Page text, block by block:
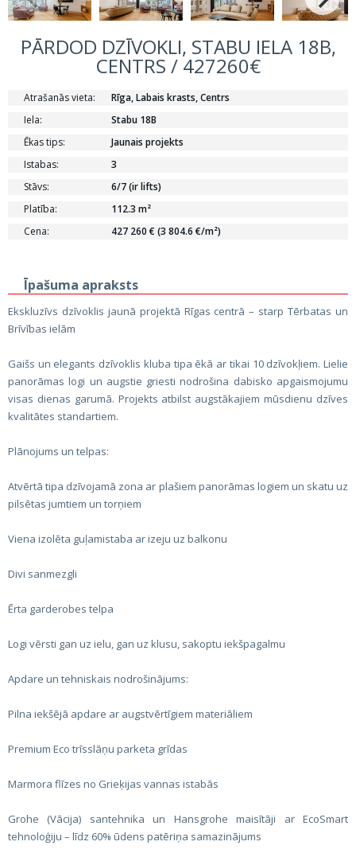
PĀRDOD DZĪVOKLI, STABU IELA 18B,
CENTRS / 427260€
Atrašanās vieta:
Rīga, Labais krasts, Centrs
Iela:
Stabu 18B
Ēkas tips:
Jaunais projekts
Istabas:
3
Stāvs:
6/7 (ir lifts)
Platība:
112.3 m²
Cena:
427 260 € (3 804.6 €/m²)
Īpašuma apraksts
Ekskluzīvs dzīvoklis jaunā projektā Rīgas centrā – starp Tērbatas un
Brīvības ielām
Gaišs un elegants dzīvoklis kluba tipa ēkā ar tikai 10 dzīvokļiem. Lielie
panorāmas logi un augstie griesti nodrošina dabisko apgaismojumu
visas dienas garumā. Projekts atbilst augstākajiem mūsdienu dzīves
kvalitātes standartiem.
Plānojums un telpas:
Atvērtā tipa dzīvojamā zona ar plašiem panorāmas logiem un skatu uz
pilsētas jumtiem un torņiem
Viena izolēta guļamistaba ar izeju uz balkonu
Divi sanmezgli
Ērta garderobes telpa
Logi vērsti gan uz ielu, gan uz klusu, sakoptu iekšpagalmu
Apdare un tehniskais nodrošinājums:
Pilna iekšējā apdare ar augstvērtīgiem materiāliem
Premium Eco trīsslāņu parketa grīdas
Marmora flīzes no Grieķijas vannas istabās
Grohe (Vācija) santehnika un Hansgrohe maisītāji ar EcoSmart
tehnoloģiju – līdz 60% ūdens patēriņa samazinājums